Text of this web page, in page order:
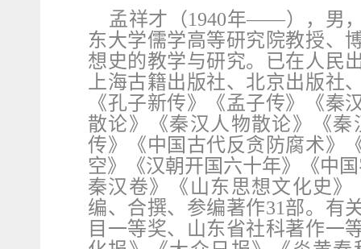
孟祥才（1940年——），男，
东大学儒学高等研究院教授、
想史的教学与研究。已在人民
上海古籍出版社、北京出版社
《孔子新传》《孟子传》《秦
散论》《秦汉人物散论》《
传》《中国古代反贪防腐术》
空》《汉朝开国六十年》《中
秦汉卷》《山东思想文化史
编、合撰、参编著作31部。有
目一等奖、山东省社科著作一